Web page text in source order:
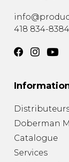
418 834-8384
Doberman
Catalogue
Services